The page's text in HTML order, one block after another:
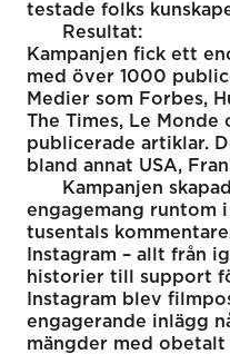
testade folks
Resultat:
Kampanjen fick ett
med över 1000
Medier som Forbes,
The Times, Le
publicerade artiklar.
bland annat USA,
Kampanjen
engagemang runtom
tusentals
Instagram – allt från
historier till support
Instagram blev
engagerande inlägg
mängder med